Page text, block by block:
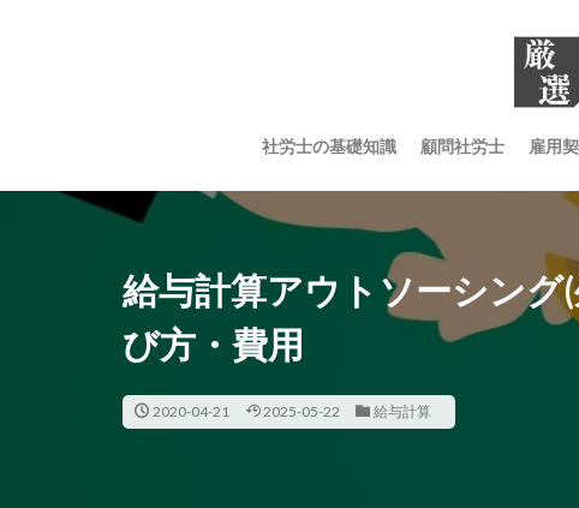
社労士の基礎知識 顧問社労士 雇用
給与計算アウトソーシング
び方・費用
2020-04-21 2025-05-22 給与計算